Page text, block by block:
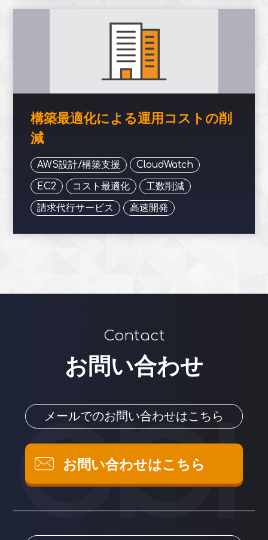
構築最適化による運用コストの削
減
AWS設計/構築支援
CloudWatch
EC2
コスト最適化
工数削減
請求代行サービス
高速開発
Contact
お問い合わせ
メールでのお問い合わせはこちら
お問い合わせはこちら